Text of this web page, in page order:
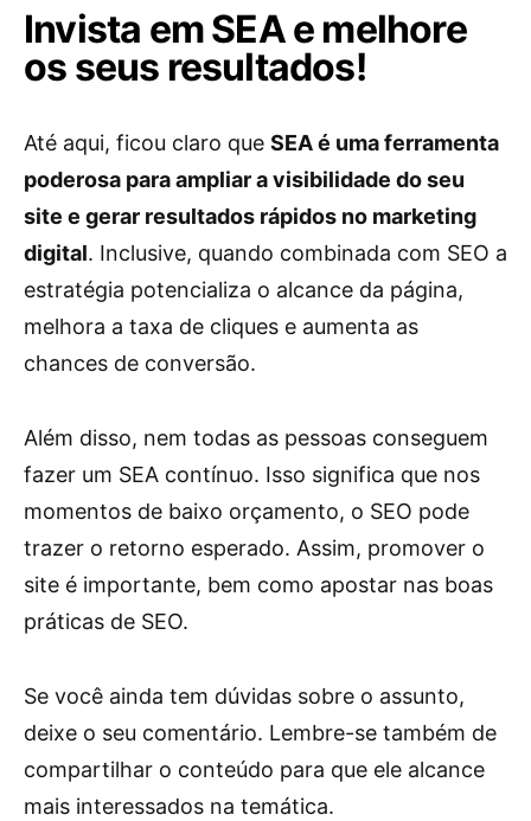
Invista em SEA e melhore
os seus resultados!
Até aqui, ficou claro que SEA é uma ferramenta
poderosa para ampliar a visibilidade do seu
site e gerar resultados rápidos no marketing
digital. Inclusive, quando combinada com SEO a
estratégia potencializa o alcance da página,
melhora a taxa de cliques e aumenta as
chances de conversão.
Além disso, nem todas as pessoas conseguem
fazer um SEA contínuo. Isso significa que nos
momentos de baixo orçamento, o SEO pode
trazer o retorno esperado. Assim, promover o
site é importante, bem como apostar nas boas
práticas de SEO.
Se você ainda tem dúvidas sobre o assunto,
deixe o seu comentário. Lembre-se também de
compartilhar o conteúdo para que ele alcance
mais interessados na temática.